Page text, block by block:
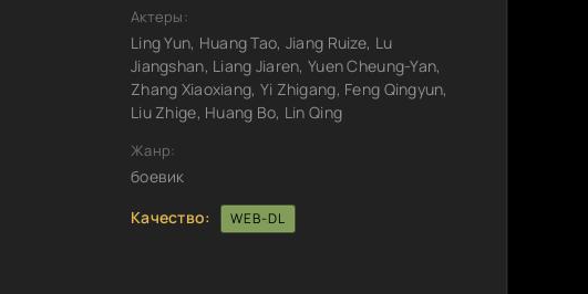
Актеры:
Ling Yun, Huang Tao, Jiang Ruize, Lu
Jiangshan, Liang Jiaren, Yuen Cheung-Yan,
Zhang Xiaoxiang, Yi Zhigang, Feng Qingyun,
Liu Zhige, Huang Bo, Lin Qing
Жанр:
боевик
Качество:
WEB-DL